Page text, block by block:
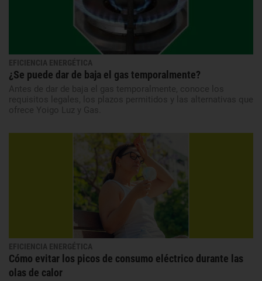
EFICIENCIA ENERGÉTICA
¿Se puede dar de baja el gas temporalmente?
Antes de dar de baja el gas temporalmente, conoce los
requisitos legales, los plazos permitidos y las alternativas que
ofrece Yoigo Luz y Gas.
EFICIENCIA ENERGÉTICA
Cómo evitar los picos de consumo eléctrico durante las
olas de calor